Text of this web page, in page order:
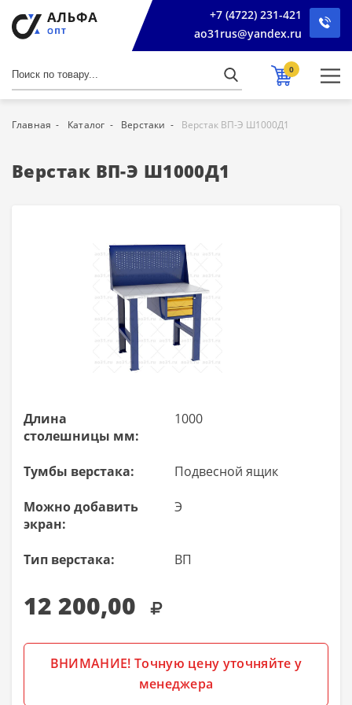
+7 (4722) 231-421
ao31rus@yandex.ru
0
Главная Каталог Верстаки Верстак ВП-Э Ш1000Д1
Верстак ВП-Э Ш1000Д1
Длина
столешницы мм:
1000
Тумбы верстака: Подвесной ящик
Можно добавить
экран:
Э
Тип верстака: ВП
12 200,00
ВНИМАНИЕ! Точную цену уточняйте у
менеджера